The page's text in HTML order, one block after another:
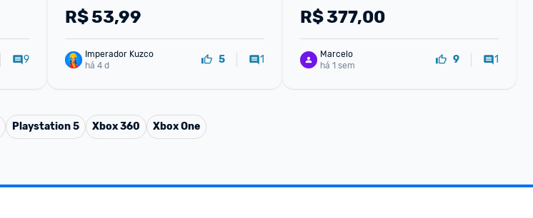
9
R$53,99
Imperador Kuzco
há 4 d
5 1
R$377,00
Marcelo
há 1 sem
9 1
Playstation 5 Xbox 360 Xbox One